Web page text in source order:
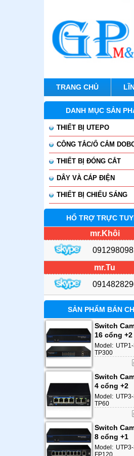
TRANG CHỦ
DANH MỤC SẢN
THIẾT BỊ UTEPO
CÔNG TẮC/Ổ CẮM
THIẾT BỊ ĐÓNG CẮT
DÂY VÀ CÁP ĐIỆN
THIẾT BỊ CHIẾU SÁNG
HỔ TRỢ TRỰC
mr.Khôi
mr.Tu
SẢN PHẨM BÁN
Switch
16 cổng +2
Model:
TP300
Switch
4 cổng +2
Model:
TP60
Switch
8 cổng +1
Model:
FP120